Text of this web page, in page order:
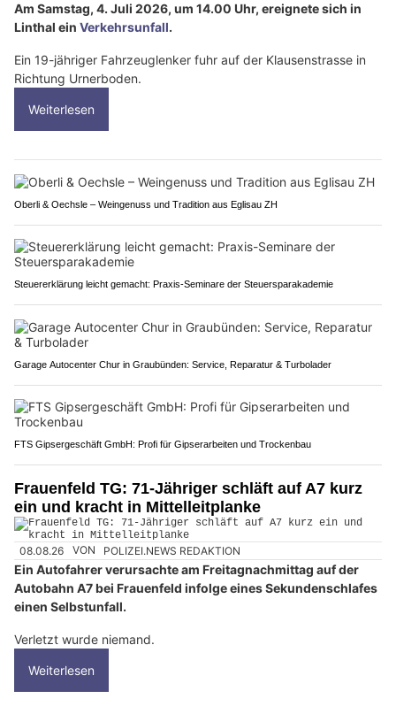
Am Samstag, 4. Juli 2026, um 14.00 Uhr, ereignete sich in
Linthal ein Verkehrsunfall.
Ein 19-jähriger Fahrzeuglenker fuhr auf der Klausenstrasse in
Richtung Urnerboden.
Weiterlesen
Oberli & Oechsle – Weingenuss und Tradition aus Eglisau ZH
Steuererklärung leicht gemacht: Praxis-Seminare der Steuersparakademie
Garage Autocenter Chur in Graubünden: Service, Reparatur & Turbolader
FTS Gipsergeschäft GmbH: Profi für Gipserarbeiten und Trockenbau
Frauenfeld TG: 71-Jähriger schläft auf A7 kurz
ein und kracht in Mittelleitplanke
08.08.26 VON POLIZEI.NEWS REDAKTION
Ein Autofahrer verursachte am Freitagnachmittag auf der
Autobahn A7 bei Frauenfeld infolge eines Sekundenschlafes
einen Selbstunfall.
Verletzt wurde niemand.
Weiterlesen